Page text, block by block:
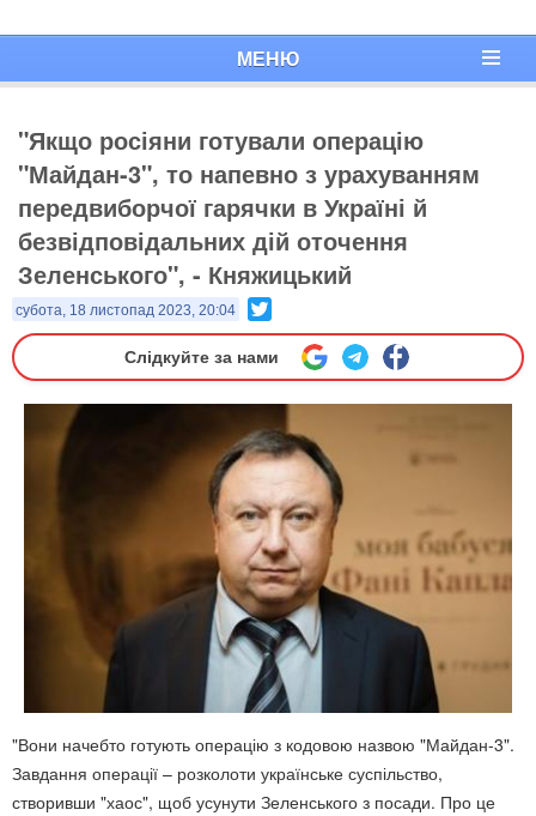
МЕНЮ
"Якщо росіяни готували операцію
"Майдан-3", то напевно з урахуванням
передвиборчої гарячки в Україні й
безвідповідальних дій оточення
Зеленського", - Княжицький
субота, 18 листопад 2023, 20:04
Слідкуйте за нами
"Вони начебто готують операцію з кодовою назвою "Майдан-3".
Завдання операції – розколоти українське суспільство,
створивши "хаос", щоб усунути Зеленського з посади. Про це